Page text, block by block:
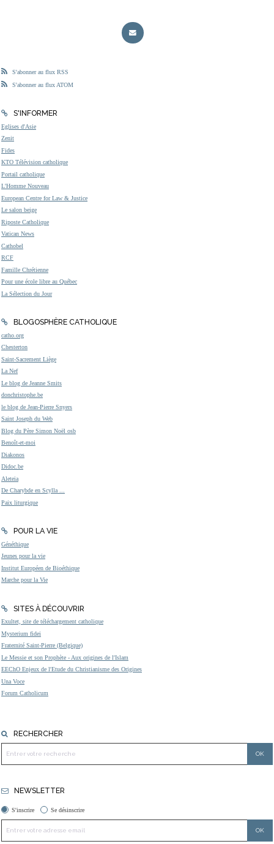
S'abonner au flux RSS
S'abonner au flux ATOM
S'INFORMER
Eglises d'Asie
Zenit
Fides
KTO Télévision catholique
Portail catholique
L'Homme Nouveau
European Centre for Law & Justice
Le salon beige
Riposte Catholique
Vatican News
Cathobel
RCF
Famille Chrétienne
Pour une école libre au Québec
La Sélection du Jour
BLOGOSPHÈRE CATHOLIQUE
catho.org
Chesterton
Saint-Sacrement Liège
La Nef
Le blog de Jeanne Smits
donchristophe.be
le blog de Jean-Pierre Snyers
Saint Joseph du Web
Blog du Père Simon Noël osb
Benoît-et-moi
Diakonos
Didoc.be
Aleteia
De Charybde en Scylla ...
Paix liturgique
POUR LA VIE
Généthique
Jeunes pour la vie
Institut Européen de Bioéthique
Marche pour la Vie
SITES À DÉCOUVRIR
Exultet, site de téléchargement catholique
Mysterium fidei
Fraternité Saint-Pierre (Belgique)
Le Messie et son Prophète - Aux origines de l'Islam
EEChO Enjeux de l'Etude du Christianisme des Origines
Una Voce
Forum Catholicum
RECHERCHER
NEWSLETTER
S'inscrire Se désinscrire